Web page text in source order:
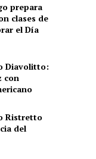
prepara
clases de
el Día
Diavolitto:
con
Ristretto
del